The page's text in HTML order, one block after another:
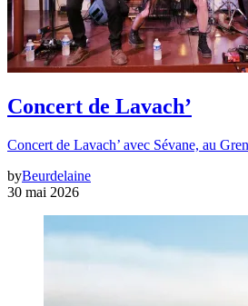
Concert de Lavach’
Concert de Lavach’ avec Sévane, au
byBeurdelaine
30 mai 2026